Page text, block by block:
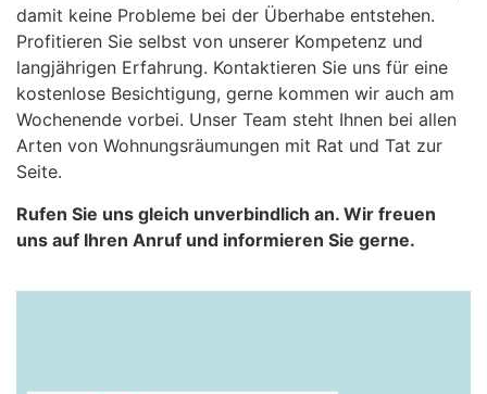
damit keine Probleme bei der Überhabe entstehen.
Profitieren Sie selbst von unserer Kompetenz und
langjährigen Erfahrung. Kontaktieren Sie uns für eine
kostenlose Besichtigung, gerne kommen wir auch am
Wochenende vorbei. Unser Team steht Ihnen bei allen
Arten von Wohnungsräumungen mit Rat und Tat zur
Seite.
Rufen Sie uns gleich unverbindlich an. Wir freuen
uns auf Ihren Anruf und informieren Sie gerne.